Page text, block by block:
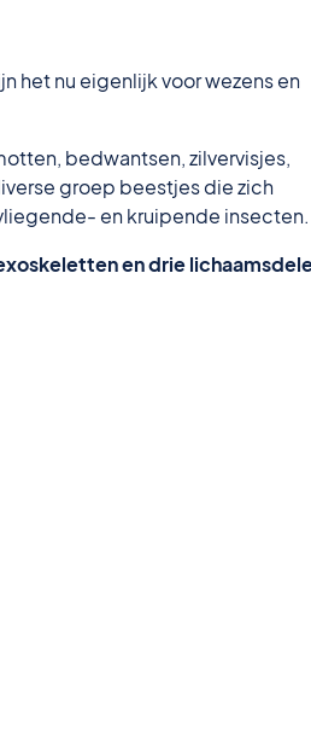
het nu eigenlijk voor wezens en
bedwantsen, zilvervisjes,
groep beestjes die zich
en kruipende insecten.
en drie